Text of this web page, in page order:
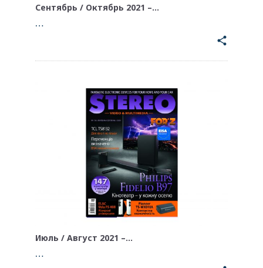
Сентябрь / Октябрь 2021 –…
…
share
Июль / Август 2021 –…
…